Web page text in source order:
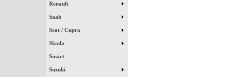
Renault
Saab
Seat / Cupra
Skoda
Smart
Suzuki